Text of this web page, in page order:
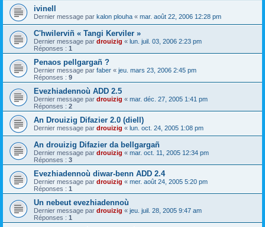
ivinell
Dernier message par kalon plouha « mar. août 22, 2006 12:28 pm
C'hwilerviñ « Tangi Kerviler »
Dernier message par drouizig « lun. juil. 03, 2006 2:23 pm
Réponses : 1
Penaos pellgargañ ?
Dernier message par faber « jeu. mars 23, 2006 2:45 pm
Réponses : 9
Evezhiadennoù ADD 2.5
Dernier message par drouizig « mar. déc. 27, 2005 1:41 pm
Réponses : 2
An Drouizig Difazier 2.0 (diell)
Dernier message par drouizig « lun. oct. 24, 2005 1:08 pm
An drouizig Difazier da bellgargañ
Dernier message par drouizig « mar. oct. 11, 2005 12:34 pm
Réponses : 3
Evezhiadennoù diwar-benn ADD 2.4
Dernier message par drouizig « mer. août 24, 2005 5:20 pm
Réponses : 1
Un nebeut evezhiadennoù
Dernier message par drouizig « jeu. juil. 28, 2005 9:47 am
Réponses : 1